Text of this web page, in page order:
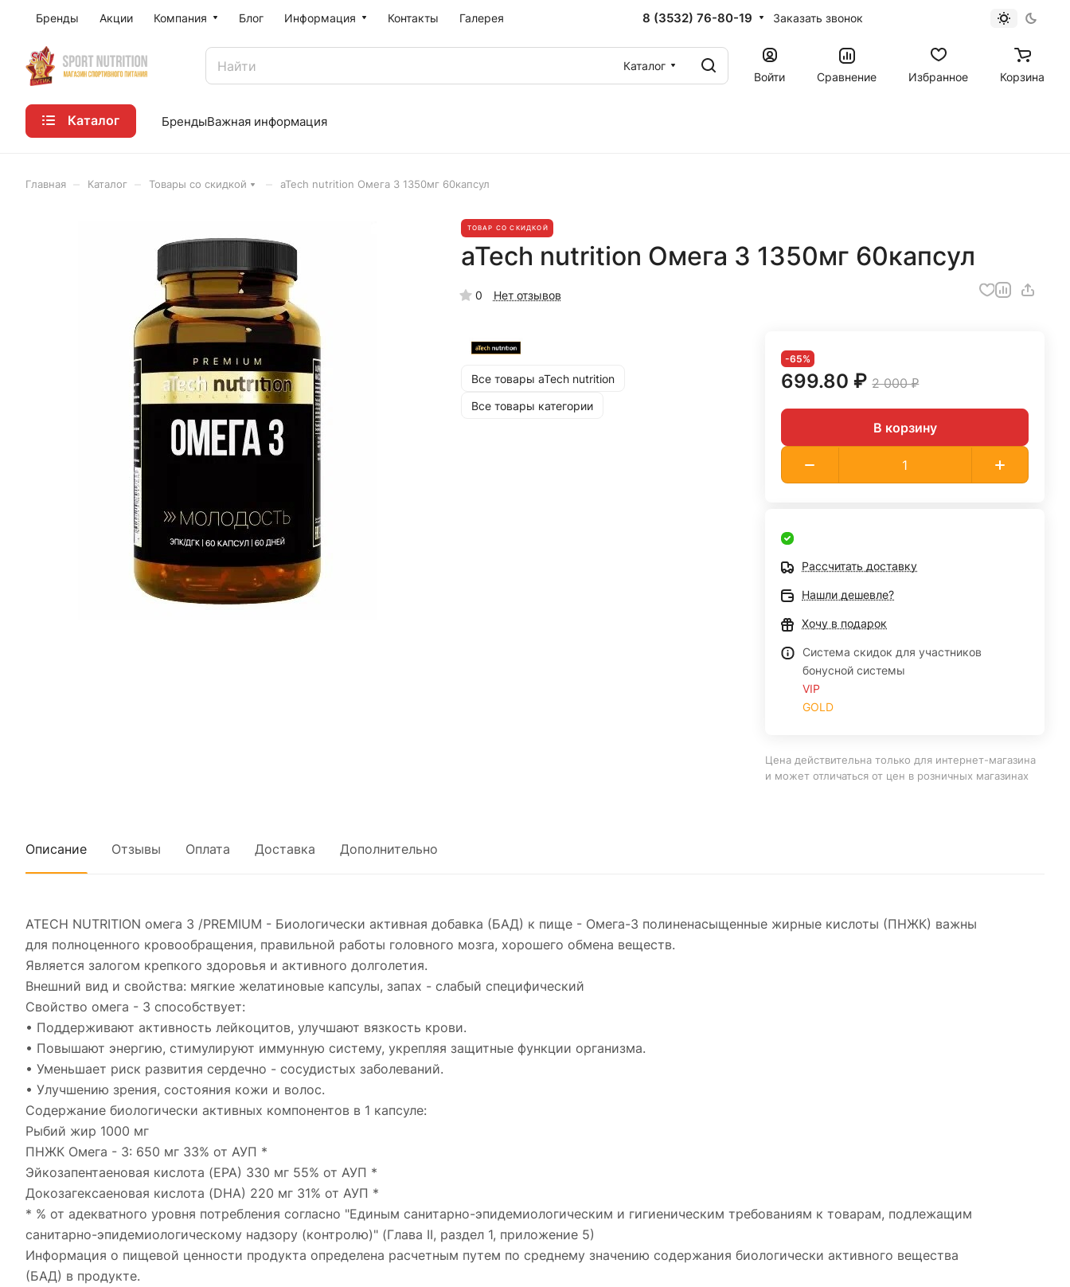
Бренды Акции Компания Блог Информация Контакты Галерея 8 (3532) 76-80-19 Заказать звонок
Каталог
Войти
Сравнение Избранное Корзина
Каталог БрендыВажная информация
Главная Каталог Товары со скидкой aTech nutrition Омега 3 1350мг 60капсул
ТОВАР СО СКИДКОЙ
aTech nutrition Омега 3 1350мг 60капсул
0 Нет отзывов
Все товары aTech nutrition
Все товары категории
-65%
699.80 ₽ 2 000 ₽
В корзину
Рассчитать доставку
Нашли дешевле?
Хочу в подарок
Система скидок для участников
бонусной системы
VIP
GOLD
Цена действительна только для интернет-магазина
и может отличаться от цен в розничных магазинах
Описание Отзывы Оплата Доставка Дополнительно
ATECH NUTRITION омега 3 /PREMIUM - Биологически активная добавка (БАД) к пище - Омега-3 полиненасыщенные жирные кислоты (ПНЖК) важны
для полноценного кровообращения, правильной работы головного мозга, хорошего обмена веществ.
Является залогом крепкого здоровья и активного долголетия.
Внешний вид и свойства: мягкие желатиновые капсулы, запах - слабый специфический
Свойство омега - 3 способствует:
• Поддерживают активность лейкоцитов, улучшают вязкость крови.
• Повышают энергию, стимулируют иммунную систему, укрепляя защитные функции организма.
• Уменьшает риск развития сердечно - сосудистых заболеваний.
• Улучшению зрения, состояния кожи и волос.
Содержание биологически активных компонентов в 1 капсуле:
Рыбий жир 1000 мг
ПНЖК Омега - 3: 650 мг 33% от АУП *
Эйкозапентаеновая кислота (EPA) 330 мг 55% от АУП *
Докозагексаеновая кислота (DHA) 220 мг 31% от АУП *
* % от адекватного уровня потребления согласно "Единым санитарно-эпидемиологическим и гигиеническим требованиям к товарам, подлежащим
санитарно-эпидемиологическому надзору (контролю)" (Глава II, раздел 1, приложение 5)
Информация о пищевой ценности продукта определена расчетным путем по среднему значению содержания биологически активного вещества
(БАД) в продукте.